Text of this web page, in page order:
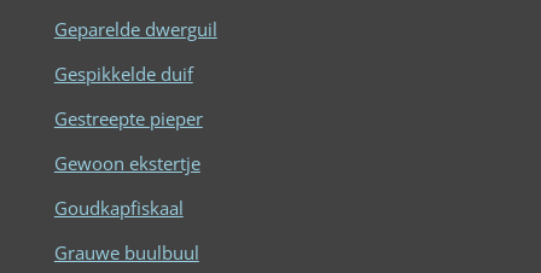
Geparelde dwerguil
Gespikkelde duif
Gestreepte pieper
Gewoon ekstertje
Goudkapfiskaal
Grauwe buulbuul